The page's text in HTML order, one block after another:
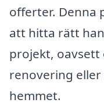
offerter. Denna
att hitta rätt
projekt, oavsett
renovering
hemmet.